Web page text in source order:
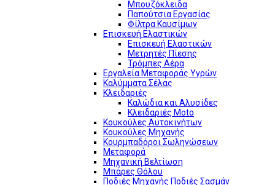
Μπουζόκλειδα
Παπούτσια Εργασίας
Φίλτρα Καυσίμων
Επισκευή Ελαστικών
Επισκευή Ελαστικών
Μετρητές Πίεσης
Τρόμπες Αέρα
Εργαλεία Μεταφοράς Υγρών
Καλύμματα Σέλας
Κλειδαριές
Καλώδια και Αλυσίδες
Κλειδαριές Moto
Κουκούλες Αυτοκινήτων
Κουκούλες Μηχανής
Κουρμπαδόροι Σωληνώσεων
Μεταφορά
Μηχανική Βελτίωση
Μπάρες Θόλου
Ποδιές Μηχανής Ποδιές Σασμάν